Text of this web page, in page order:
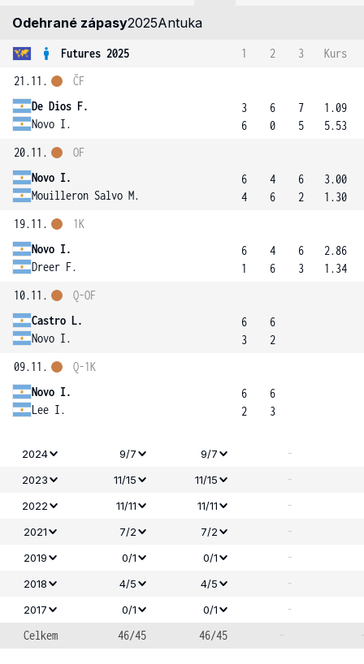
Odehrané zápasy2025Antuka
Futures 2025 1 2 3
Kurs
21.11.
De Dios F.
Novo I.
ČF
3
6
6
0
7
5
1.09
5.53
20.11.
Novo I.
Mouilleron Salvo M.
OF
6
4
4
6
6
2
3.00
1.30
19.11.
Novo I.
Dreer F.
1K
6
1
4
6
6
3
2.86
1.34
10.11.
Castro L.
Novo I.
Q-OF
6
3
6
2
09.11.
Novo I.
Lee I.
Q-1K
6
2
6
3
2024 9/7 9/7 -
2023 11/15 11/15 -
2022 11/11 11/11 -
2021 7/2 7/2 -
2019 0/1 0/1 -
2018 4/5 4/5 -
2017 0/1 0/1
-
Celkem
46/45 46/45 -